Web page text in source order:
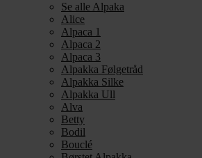
Se alle Alpaka
Alice
Alpaca 1
Alpaca 2
Alpaca 3
Alpakka Følgetråd
Alpakka Silke
Alpakka Ull
Alva
Betty
Bodil
Bouclé